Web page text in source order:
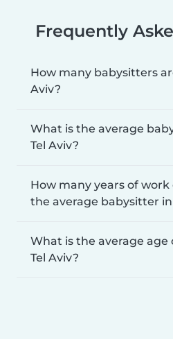
Frequently
How many babysitters
Aviv?
What is the average
Tel Aviv?
How many years of
the average babysitter in
What is the average age
Tel Aviv?